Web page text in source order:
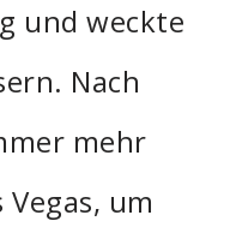
und weckte
Nach
mehr
um